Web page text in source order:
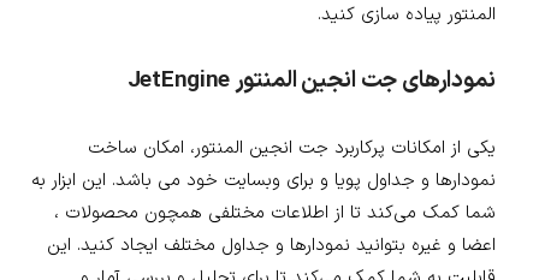
المنتور پیاده سازی کنید.
نمودارهای جت انجین المنتور JetEngine
یکی از امکانات پرکاربرد جت انجین المنتور، امکان ساخت
نمودارها و جداول پویا و برای وبسایت خود می باشد. این ابزار به
شما کمک می‌کند تا از اطلاعات مختلفی همچون محصولات ،
اعضا و غیره بتوانید نمودارها و جداول مختلف ایجاد کنید. این